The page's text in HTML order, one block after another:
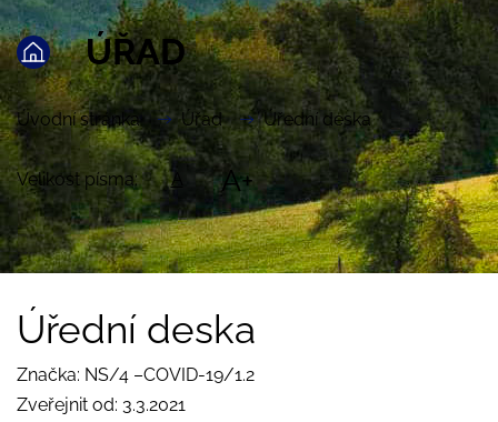
ÚŘAD
Úvodní stránka Úřad Úřední deska
Velikost písma: A A+
Úřední deska
Značka: NS/4 –COVID-19/1.2
Zveřejnit od: 3.3.2021